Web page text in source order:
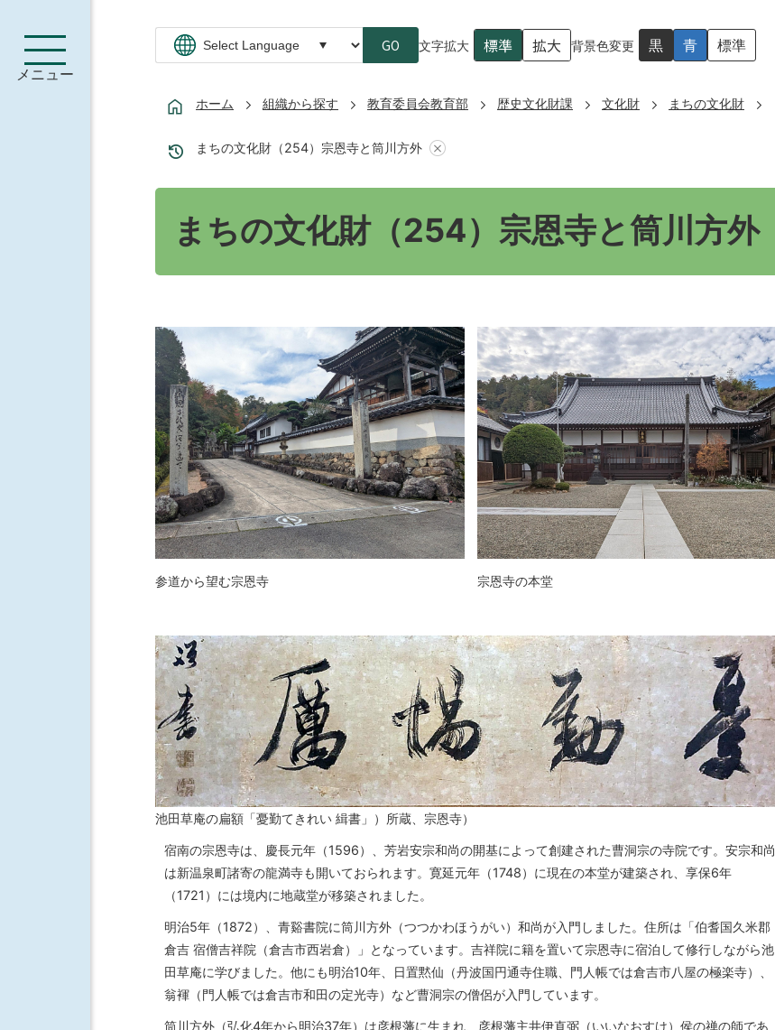
メニュー
GO 文字拡大 標準 拡大 背景色変更 黒 青 標準
ホーム 組織から探す 教育委員会教育部 歴史文化財課 文化財 まちの文化財
まちの文化財（254）宗恩寺と筒川方外
まちの文化財（254）宗恩寺と筒川方外
参道から望む宗恩寺 宗恩寺の本堂
池田草庵の扁額「憂勤てきれい 緝書」）所蔵、宗恩寺）
宿南の宗恩寺は、慶長元年（1596）、芳岩安宗和尚の開基によって創建された曹洞宗の寺院です。安宗和尚
は新温泉町諸寄の龍満寺も開いておられます。寛延元年（1748）に現在の本堂が建築され、享保6年
（1721）には境内に地蔵堂が移築されました。
明治5年（1872）、青谿書院に筒川方外（つつかわほうがい）和尚が入門しました。住所は「伯耆国久米郡
倉吉 宿僧吉祥院（倉吉市西岩倉）」となっています。吉祥院に籍を置いて宗恩寺に宿泊して修行しながら池
田草庵に学びました。他にも明治10年、日置黙仙（丹波国円通寺住職、門人帳では倉吉市八屋の極楽寺）、
翁褌（門人帳では倉吉市和田の定光寺）など曹洞宗の僧侶が入門しています。
筒川方外（弘化4年から明治37年）は彦根藩に生まれ、彦根藩主井伊直弼（いいなおすけ）侯の禅の師であ